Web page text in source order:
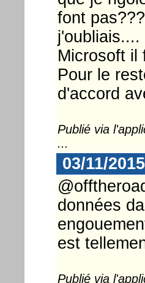
font
Microsoft il
Pour le
d'accord
Publié via
...
03/11/
données
est
Publié via